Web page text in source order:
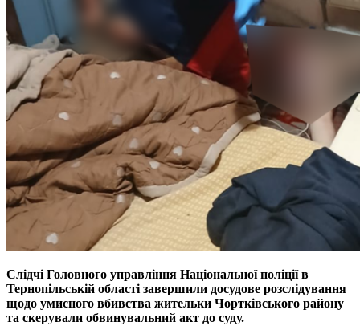
Слідчі Головного управління Національної поліції в
Тернопільській області завершили досудове розслідування
щодо умисного вбивства жительки Чортківського району
та скерували обвинувальний акт до суду.